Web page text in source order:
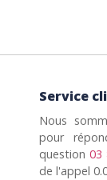
Service
Nous
pour
question03
de l'appel